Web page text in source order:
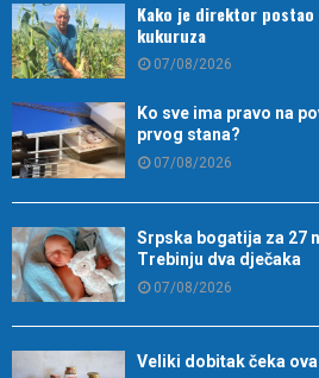
Kako je direktor
kukuruza
07/08/2026
Ko sve ima pravo na
prvog stana?
07/08/2026
Srpska bogatija za 27
Trebinju dva dječaka
07/08/2026
Veliki dobitak čeka